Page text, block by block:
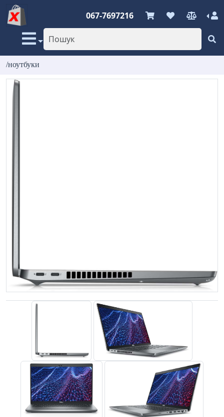
067-7697216
/ноутбуки